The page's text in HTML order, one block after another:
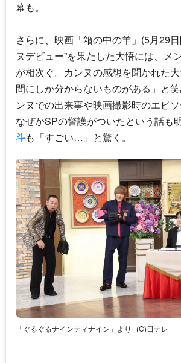
幕も。
さらに、映画「箱の中の羊」(5月29
ヌデビュー”を果たした大悟には、メ
が相次ぐ。カンヌの感想を聞かれた
間にしか分からないものがある」と
ンヌでの出来事や映画撮影時のエピ
なぜかSPの警護がついたという話も明
斗も「すごい…」と驚く。
「ぐるぐるナインティナイン」より (C)日テレ